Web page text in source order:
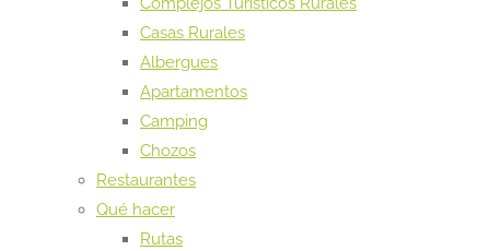
Casas Rurales
Albergues
Apartamentos
Camping
Chozos
Restaurantes
Qué hacer
Rutas